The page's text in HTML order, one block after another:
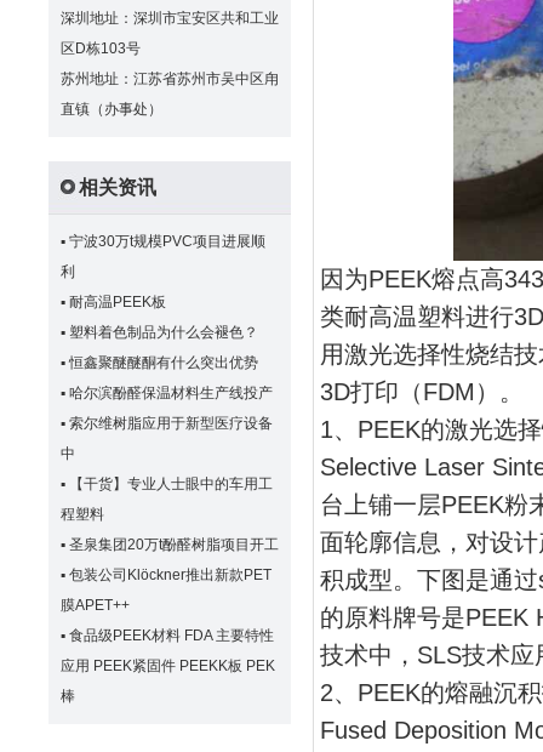
深圳地址：深圳市宝安区共和工业
区D栋103号
苏州地址：江苏省苏州市吴中区甪
直镇（办事处）
相关资讯
▪ 宁波30万t规模PVC项目进展顺
利
▪ 耐高温PEEK板
▪ 塑料着色制品为什么会褪色？
▪恒鑫聚醚醚酮有什么突出优势
▪ 哈尔滨酚醛保温材料生产线投产
▪ 索尔维树脂应用于新型医疗设备
中
▪
【干货】专业人士眼中的车用工
程塑料
▪ 圣泉集团20万t酚醛树脂项目开工
▪ 包装公司Klöckner推出新款PET
膜APET++
▪ 食品级PEEK材料 FDA 主要特性
应用 PEEK紧固件 PEEKK板 PEK
棒
因为PEEK熔点高
类耐高温塑料进行
用激光选择性烧结
3D打印（FDM）。
1、PEEK的激光选
Selective Laser
台上铺一层PEEK粉
面轮廓信息，对设
积成型。下图是通
的原料牌号是PEEK
技术中，SLS技术应
2、PEEK的熔融沉
Fused Deposition